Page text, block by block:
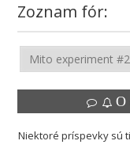
Zoznam fór:
O
Niektoré príspevky sú